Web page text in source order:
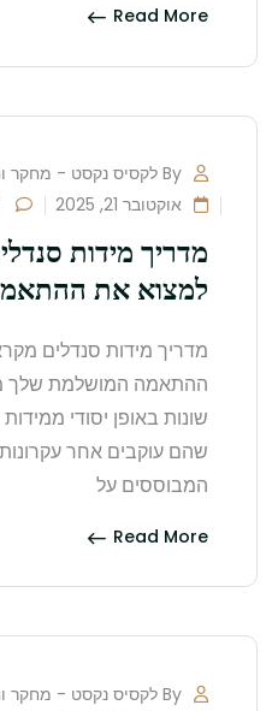
Read More
By לקסיס נקסט - מחקר וחיפוש משפטי
אוקטובר 21, 2025
מדריך מידות
למצוא את
מדריך מידות סנדלים
ההתאמה המושלמת שלך
שונות באופן יסודי ממידות
שהם עוקבים אחר
המבוססים על
Read More
By לקסיס נקסט - מחקר וחיפוש משפטי